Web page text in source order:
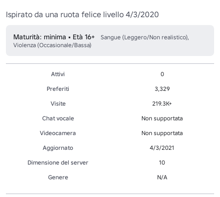
Ispirato da una ruota felice livello 4/3/2020
Maturità: minima • Età 16+
Sangue (Leggero/Non realistico),
Violenza (Occasionale/Bassa)
Attivi
0
Preferiti
3,329
Visite
219.3K+
Chat vocale
Non supportata
Videocamera
Non supportata
Aggiornato
4/3/2021
Dimensione del server
10
Genere
N/A